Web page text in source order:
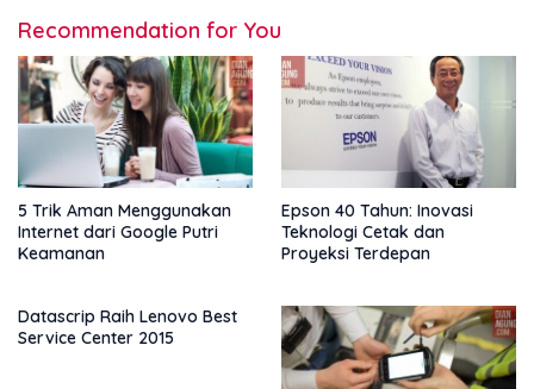
Recommendation for You
5 Trik Aman Menggunakan
Internet dari Google Putri
Keamanan
Epson 40 Tahun: Inovasi
Teknologi Cetak dan
Proyeksi Terdepan
Datascrip Raih Lenovo Best
Service Center 2015